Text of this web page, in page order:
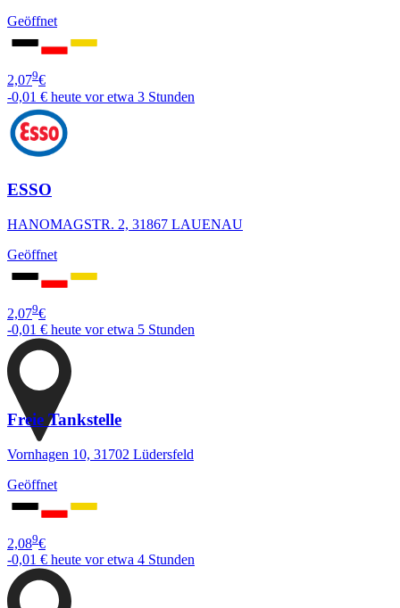
Geöffnet
2,079€
-0,01 € heute vor etwa 3 Stunden
ESSO
HANOMAGSTR. 2, 31867 LAUENAU
Geöffnet
2,079€
-0,01 € heute vor etwa 5 Stunden
Freie Tankstelle
Vornhagen 10, 31702 Lüdersfeld
Geöffnet
2,089€
-0,01 € heute vor etwa 4 Stunden